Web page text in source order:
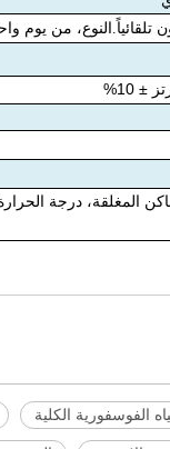
من يوم واحد إلى 99 يومًا
درجة الحرارة الموصى بها
الفوسفورية الكلية